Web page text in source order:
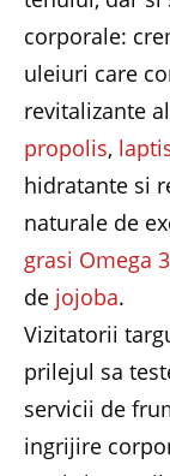
corporale:
uleiuri care
revitalizante
propolis,
hidratante si
naturale de
grasi Omega 3
de jojoba.
Vizitatorii
prilejul sa
servicii de
ingrijire